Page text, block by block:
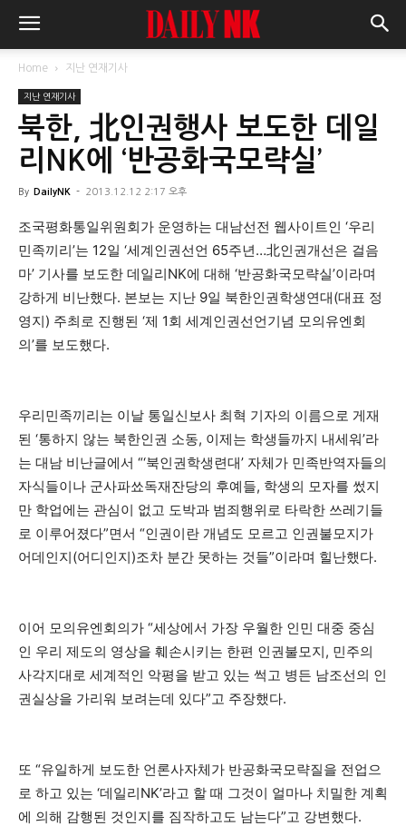
Home 지난 연재기사
지난 연재기사
북한, 北인권행사 보도한 데일
리NK에 ‘반공화국모략실’
By DailyNK - 2013.12.12 2:17 오후
조국평화통일위원회가 운영하는 대남선전 웹사이트인 ‘우리
민족끼리’는 12일 ‘세계인권선언 65주년…北인권개선은 걸음
마’ 기사를 보도한 데일리NK에 대해 ‘반공화국모략실’이라며
강하게 비난했다. 본보는 지난 9일 북한인권학생연대(대표 정
영지) 주최로 진행된 ‘제 1회 세계인권선언기념 모의유엔회
의’를 보도했다.
우리민족끼리는 이날 통일신보사 최혁 기자의 이름으로 게재
된 ‘통하지 않는 북한인권 소동, 이제는 학생들까지 내세워’라
는 대남 비난글에서 “‘북인권학생련대’ 자체가 민족반역자들의
자식들이나 군사파쑈독재잔당의 후예들, 학생의 모자를 썼지
만 학업에는 관심이 없고 도박과 범죄행위로 타락한 쓰레기들
로 이루어졌다”면서 “인권이란 개념도 모르고 인권불모지가
어데인지(어디인지)조차 분간 못하는 것들”이라며 힐난했다.
이어 모의유엔회의가 “세상에서 가장 우월한 인민 대중 중심
인 우리 제도의 영상을 훼손시키는 한편 인권불모지, 민주의
사각지대로 세계적인 악평을 받고 있는 썩고 병든 남조선의 인
권실상을 가리워 보려는데 있다”고 주장했다.
또 “유일하게 보도한 언론사자체가 반공화국모략질을 전업으
로 하고 있는 ‘데일리NK’라고 할 때 그것이 얼마나 치밀한 계획
에 의해 감행된 것인지를 짐작하고도 남는다”고 강변했다.